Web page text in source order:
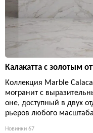
Калакатта с золотым
Коллекция Marble
могранит с
оне, доступный в двух
рьеров любого
Новинки 67